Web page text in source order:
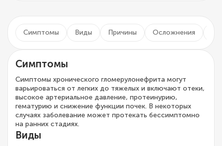
Симптомы Виды Причины Осложнения
Симптомы
Симптомы хронического гломерулонефрита могут
варьироваться от легких до тяжелых и включают отеки,
высокое артериальное давление, протеинурию,
гематурию и снижение функции почек. В некоторых
случаях заболевание может протекать бессимптомно
на ранних стадиях.
Виды